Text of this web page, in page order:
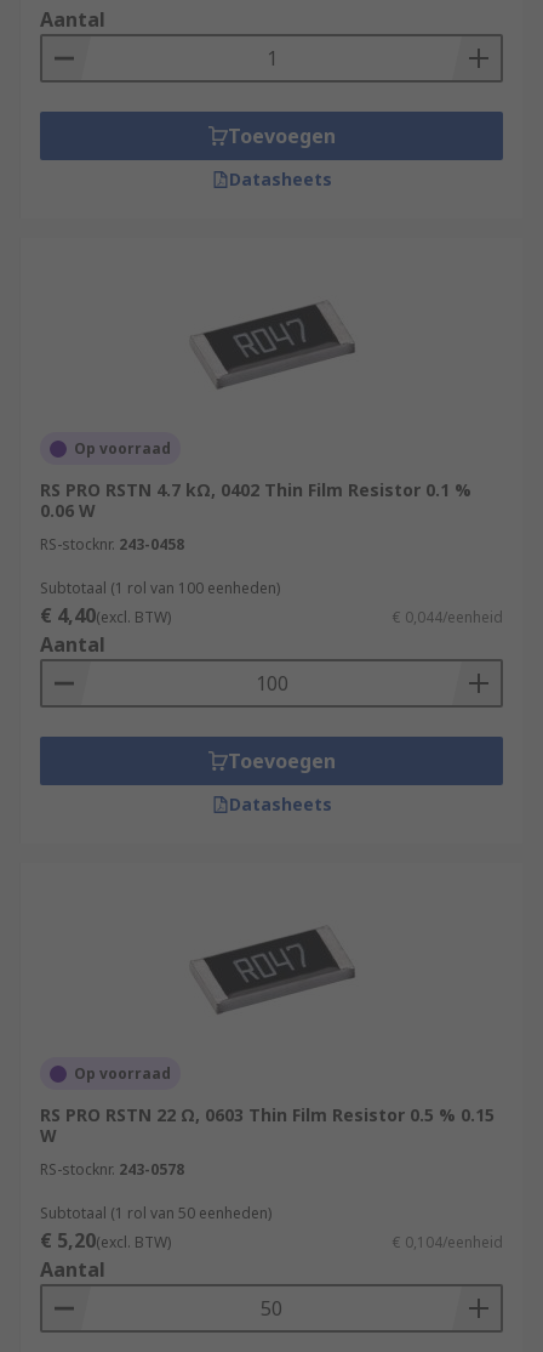
Aantal
Toevoegen
Datasheets
Op voorraad
RS PRO RSTN 4.7 kΩ, 0402 Thin Film Resistor 0.1 %
0.06 W
RS-stocknr. 243-0458
Subtotaal (1 rol van 100 eenheden)
€ 4,40(excl. BTW) € 0,044/eenheid
Aantal
Toevoegen
Datasheets
Op voorraad
RS PRO RSTN 22 Ω, 0603 Thin Film Resistor 0.5 % 0.15
W
RS-stocknr. 243-0578
Subtotaal (1 rol van 50 eenheden)
€ 5,20(excl. BTW) € 0,104/eenheid
Aantal